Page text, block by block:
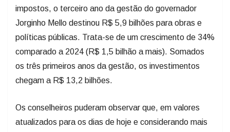
impostos, o terceiro ano da gestão do governador
Jorginho Mello destinou R$ 5,9 bilhões para obras e
políticas públicas. Trata-se de um crescimento de 34%
comparado a 2024 (R$ 1,5 bilhão a mais). Somados
os três primeiros anos da gestão, os investimentos
chegam a R$ 13,2 bilhões.
Os conselheiros puderam observar que, em valores
atualizados para os dias de hoje e considerando mais